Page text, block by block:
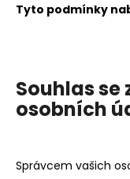
Tyto podmínky
Souhlas
osobních
Správcem vašich